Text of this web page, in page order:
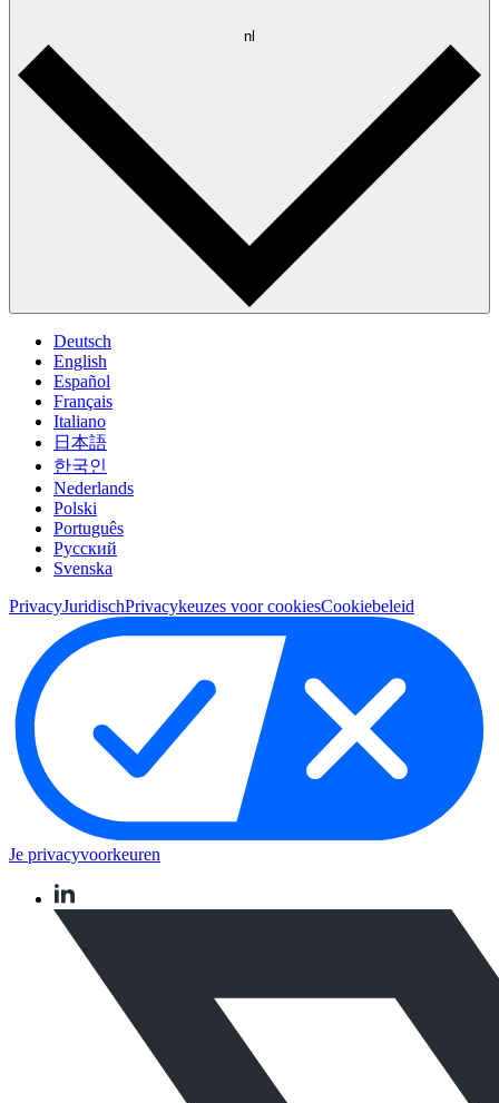
nl
Deutsch
English
Español
Français
Italiano
日本語
한국인
Nederlands
Polski
Português
Pусский
Svenska
PrivacyJuridischPrivacykeuzes voor cookiesCookiebeleid
Je privacyvoorkeuren